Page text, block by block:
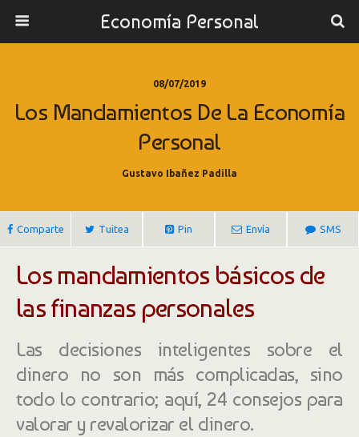
Economía Personal
08/07/2019
Los Mandamientos De La Economía
Personal
Gustavo Ibañez Padilla
Comparte Tuitea Pin Envía SMS
Los mandamientos básicos de
las finanzas personales
Las decisiones inteligentes sobre el
dinero no son más complicadas, sino
todo lo contrario; aquí, 24 consejos para
valorar y revalorizar el dinero.